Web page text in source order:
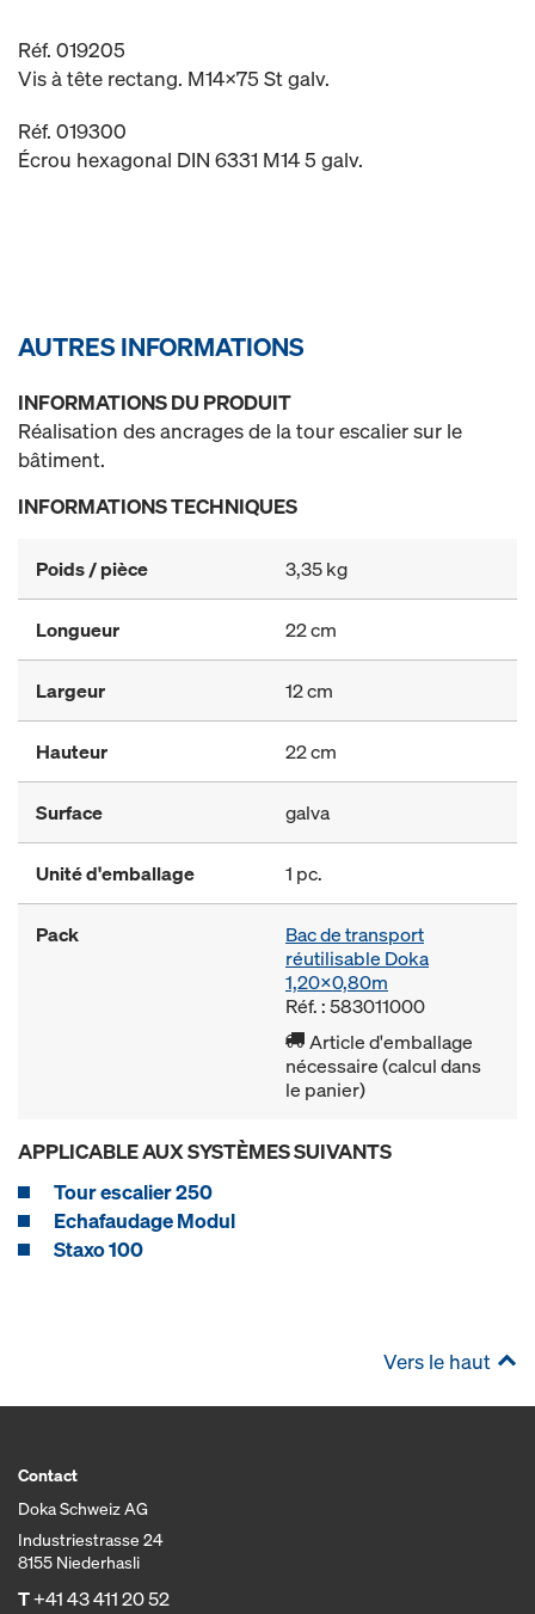
Réf. 019205
Vis à tête rectang. M14x75 St galv.
Réf. 019300
Écrou hexagonal DIN 6331 M14 5 galv.
AUTRES INFORMATIONS
INFORMATIONS DU PRODUIT
Réalisation des ancrages de la tour escalier sur le
bâtiment.
INFORMATIONS TECHNIQUES
Poids / pièce 3,35 kg
Longueur 22 cm
Largeur 12 cm
Hauteur 22 cm
Surface galva
Unité d'emballage 1 pc.
Pack
Bac de transport
réutilisable Doka
1,20x0,80m
Réf. : 583011000
Article d'emballage
nécessaire (calcul dans
le panier)
APPLICABLE AUX SYSTÈMES SUIVANTS
Tour escalier 250
Echafaudage Modul
Staxo 100
Vers le haut
Contact
Doka Schweiz AG
Industriestrasse 24
8155 Niederhasli
T+41 43 411 20 52